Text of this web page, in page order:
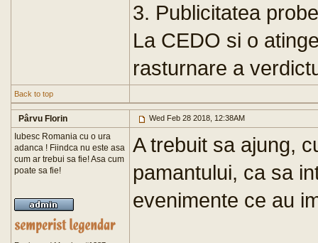
3. Publicitatea
La CEDO si o
rasturnare a
Back to top
Pârvu Florin Wed Feb 28 2018, 12:38AM
Iubesc Romania cu o ura
adanca ! Fiindca nu este asa
cum ar trebui sa fie! Asa cum
poate sa fie!
A trebuit sa ajung,
pamantului, ca sa
evenimente ce au